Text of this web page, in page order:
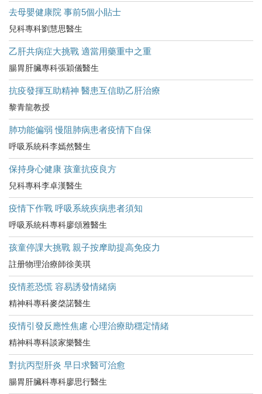
去母嬰健康院 事前5個小貼士
兒科專科劉慧思醫生
乙肝共病症大挑戰 適當用藥重中之重
腸胃肝臟專科張穎儀醫生
抗疫發揮互助精神 醫患互信助乙肝治療
黎青龍教授
肺功能偏弱 慢阻肺病患者疫情下自保
呼吸系統科李嫣然醫生
保持身心健康 孩童抗疫良方
兒科專科李卓漢醫生
疫情下作戰 呼吸系統疾病患者須知
呼吸系統科專科廖頌雅醫生
孩童停課大挑戰 親子按摩助提高免疫力
註册物理治療師徐美琪
疫情惹恐慌 容易誘發情緒病
精神科專科麥棨諾醫生
疫情引發反應性焦慮 心理治療助穩定情緒
精神科專科談家樂醫生
對抗丙型肝炎 早日求醫可治愈
腸胃肝臟科專科廖思行醫生